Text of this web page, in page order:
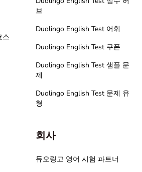
스
브
Duolingo English Test 어휘
Duolingo English Test 쿠폰
Duolingo English Test 샘플 문
제
Duolingo English Test 문제 유
형
회사
듀오링고 영어 시험 파트너